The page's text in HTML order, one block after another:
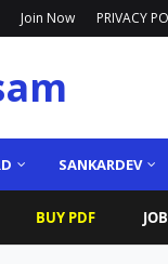
Join Now PRIVACY
SANKARDEV
BUY PDF